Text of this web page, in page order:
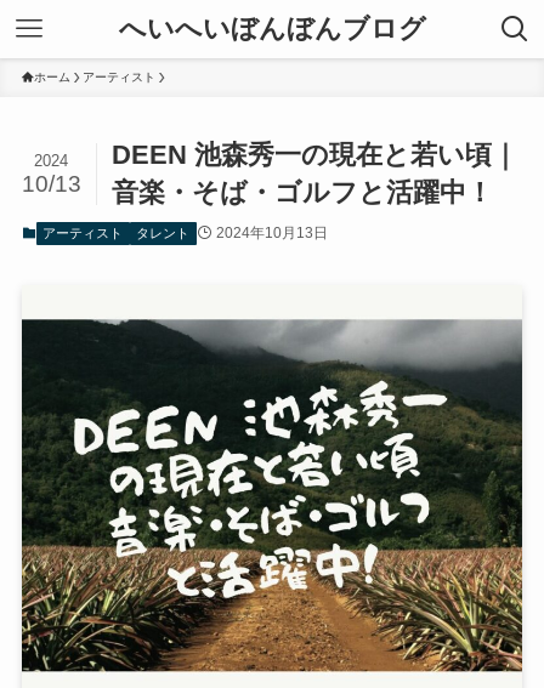
へいへいぼんぼんブログ
ホーム アーティスト
DEEN 池森秀一の現在と若い頃｜
音楽・そば・ゴルフと活躍中！
2024
10/13
アーティスト タレント 2024年10月13日